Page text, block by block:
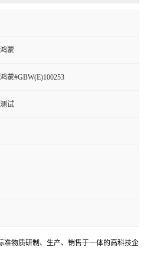
蒙
蒙#GBW(E)100253
试
准物质研制、生产、销售于一体的高科技企